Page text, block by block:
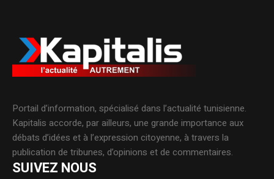
Portail d’information, spécialisé dans l’actualité tunisienne.
Kapitalis accorde, par ailleurs, une grande importance aux
débats d’idées et à l’expression citoyenne, à travers la
publication de tribunes, d’opinions et de commentaires.
SUIVEZ NOUS